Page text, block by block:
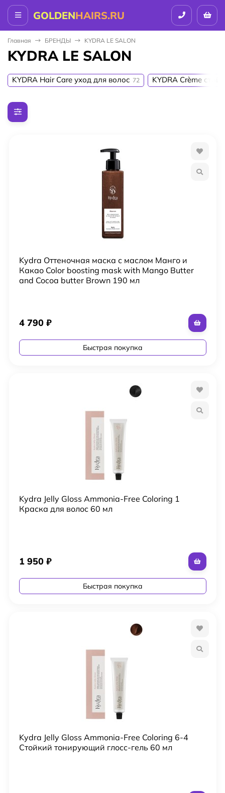
GOLDENHAIRS.RU
Главная БPEНДЫ KYDRA LE SALON
KYDRA LE SALON
KYDRA Hair Care уход для волос 72 KYDRA Crème
Kydra Оттеночная маска с маслом Манго и
Какао Color boosting mask with Mango Butter
and Cocoa butter Brown 190 мл
4 790 ₽
Быстрая покупка
Kydra Jelly Gloss Ammonia-Free Coloring 1
Краска для волос 60 мл
1 950 ₽
Быстрая покупка
Kydra Jelly Gloss Ammonia-Free Coloring 6-4
Стойкий тонирующий глосс-гель 60 мл